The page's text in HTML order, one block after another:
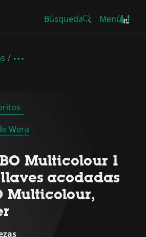
Búsqueda Menú
Wera
Multicolour 1
acodadas
Multicolour,